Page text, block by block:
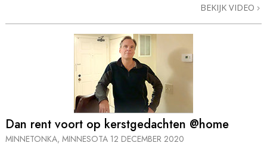
BEKIJK VIDEO
Dan rent voort op kerstgedachten @home
MINNETONKA, MINNESOTA 12 DECEMBER 2020